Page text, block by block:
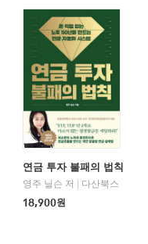
연금 투자 불패의 법칙
영주 닐슨 저
다산북스
18,900원